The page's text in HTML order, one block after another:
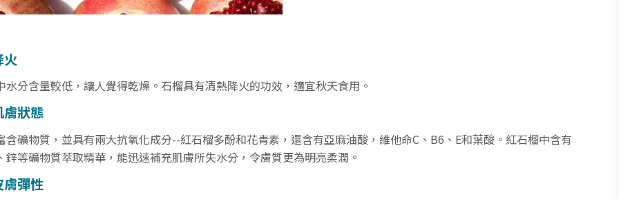
火
水分含量較低，讓人覺得乾燥。石榴具有清熱降火的功效，適宜秋天食用。
狀態
含礦物質，並具有兩大抗氧化成分--紅石榴多酚和花青素，還含有亞麻油酸，維他命C、B6、E和葉酸。紅石榴中含有
鋅等礦物質萃取精華，能迅速補充肌膚所失水分，令膚質更為明亮柔潤。
彈性